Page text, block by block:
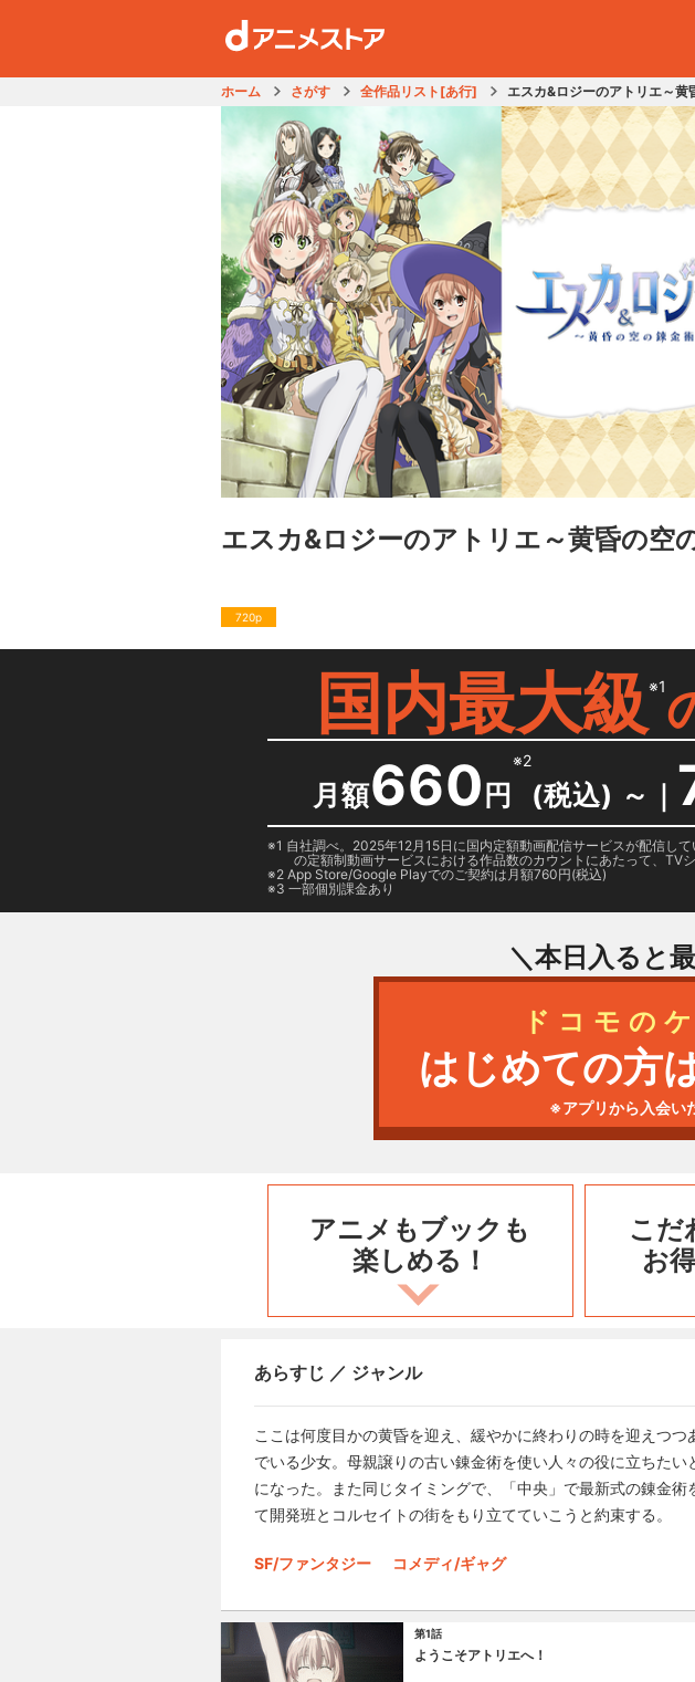
ホーム さがす 全作品リスト[あ行] エスカ&ロジーのアトリエ～黄
エスカ&ロジーのアトリエ～黄昏の空
720p
国内最大級 ※1
月額660 円
※2
(税込) ～ ｜
1 自社調べ。2025年12月15日に国内定額動画配信サービスが配信し
の定額制動画サービスにおける作品数のカウントにあたって、TV
2 App Store/Google Playでのご契約は月額760円(税込)
3 一部個別課金あり
＼本日入ると
ドコモの
はじめての方
※アプリから入会い
アニメもブックも
楽しめる！
こだ
お
あらすじ ／ ジャンル
ここは何度目かの黄昏を迎え、緩やかに終わりの時を迎えつ
でいる少女。母親譲りの古い錬金術を使い人々の役に立ちた
になった。また同じタイミングで、「中央」で最新式の錬金
て開発班とコルセイトの街をもり立てていこうと約束する。
SF/ファンタジー コメディ/ギャグ
第1話
ようこそアトリエへ！